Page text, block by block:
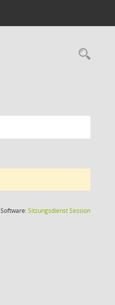
Software:SitzungsdienstSession(Wird in